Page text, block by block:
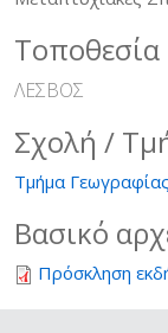
Τοποθεσία
ΛΕΣΒΟΣ
Σχολή /
Τμήμα Γεωγραφίας
Βασικό
Πρόσκληση